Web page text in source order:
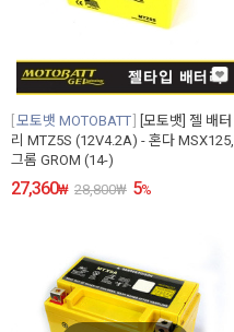
모토뱃 MOTOBATT
[모토뱃] 젤 배터
리 MTZ5S (12V4.2A) - 혼다 MSX125,
그롬 GROM (14-)
27,360₩ 28,800₩ 5%